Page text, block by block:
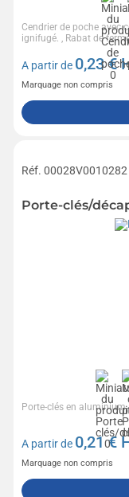
Cendrier de poche avec
ignifugé. , Rabat de
A partir de 0,23€
Marquage non compris
Réf. 00028V0010282
Porte-clés/
Porte-clés en aluminium
A partir de 0,21€
Marquage non compris